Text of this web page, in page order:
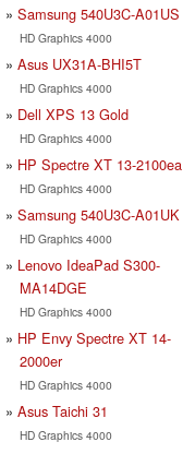
Samsung 540U3C-A01US
HD Graphics 4000
Asus UX31A-BHI5T
HD Graphics 4000
Dell XPS 13 Gold
HD Graphics 4000
HP Spectre XT 13-2100ea
HD Graphics 4000
Samsung 540U3C-A01UK
HD Graphics 4000
Lenovo IdeaPad S300-
MA14DGE
HD Graphics 4000
HP Envy Spectre XT 14-
2000er
HD Graphics 4000
Asus Taichi 31
HD Graphics 4000